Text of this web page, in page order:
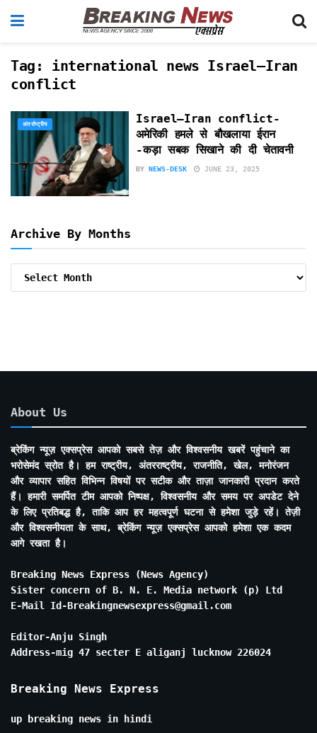
Tag: international news Israel–Iran
conflict
अंतर्राष्ट्रीय
Israel–Iran conflict-
अमेरिकी हमले से बौखलाया ईरान
-कड़ा सबक सिखाने की दी चेतावनी
BY NEWS-DESK JUNE 23, 2025
Archive By Months
About Us
ब्रेकिंग न्यूज़ एक्सप्रेस आपको सबसे तेज़ और विश्वसनीय खबरें पहुंचाने का
भरोसेमंद स्रोत है। हम राष्ट्रीय, अंतरराष्ट्रीय, राजनीति, खेल, मनोरंजन
और व्यापार सहित विभिन्न विषयों पर सटीक और ताज़ा जानकारी प्रदान करते
हैं। हमारी समर्पित टीम आपको निष्पक्ष, विश्वसनीय और समय पर अपडेट देने
के लिए प्रतिबद्ध है, ताकि आप हर महत्वपूर्ण घटना से हमेशा जुड़े रहें। तेज़ी
और विश्वसनीयता के साथ, ब्रेकिंग न्यूज़ एक्सप्रेस आपको हमेशा एक कदम
आगे रखता है।
Breaking News Express (News Agency)
Sister concern of B. N. E. Media network (p) Ltd
E-Mail Id-Breakingnewsexpress@gmail.com
Editor-Anju Singh
Address-mig 47 secter E aliganj lucknow 226024
Breaking News Express
up breaking news in hindi